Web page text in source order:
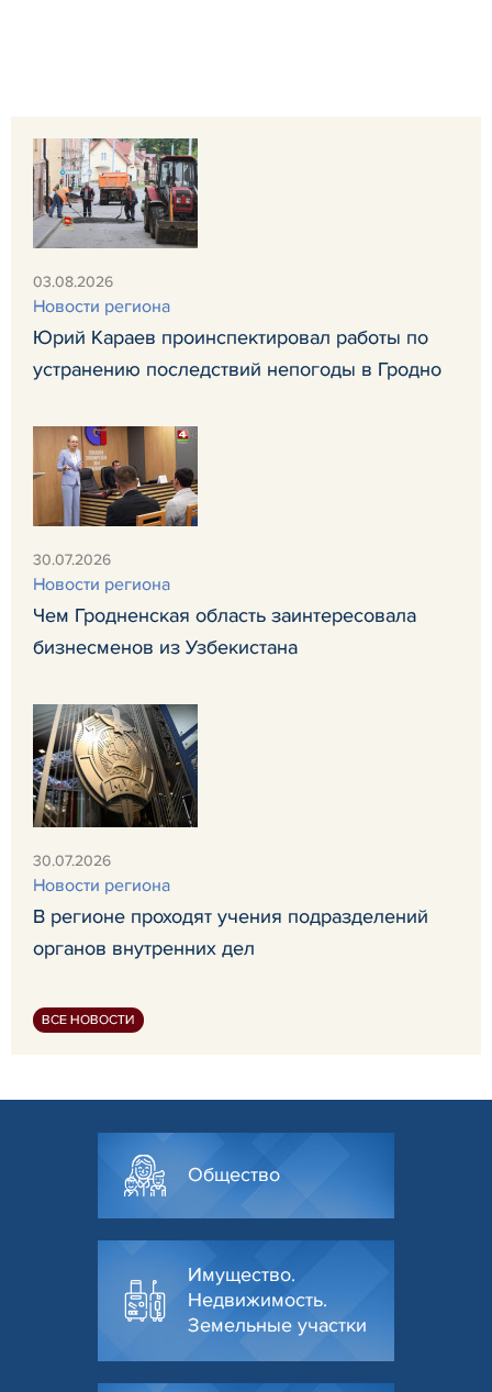
03.08.2026
Новости региона
Юрий Караев проинспектировал работы по
устранению последствий непогоды в Гродно
30.07.2026
Новости региона
Чем Гродненская область заинтересовала
бизнесменов из Узбекистана
30.07.2026
Новости региона
В регионе проходят учения подразделений
органов внутренних дел
ВСЕ НОВОСТИ
Общество
Имущество.
Недвижимость.
Земельные участки